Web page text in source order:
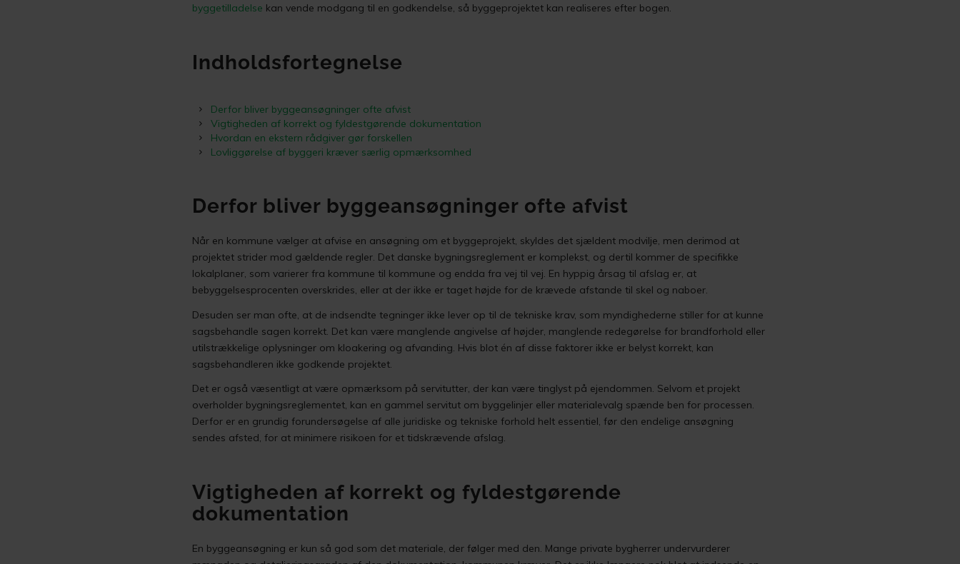
byggetilladelse kan vende modgang til en godkendelse, så byggeprojektet kan realiseres efter bogen.
Indholdsfortegnelse
Derfor bliver byggeansøgninger ofte afvist
Vigtigheden af korrekt og fyldestgørende dokumentation
Hvordan en ekstern rådgiver gør forskellen
Lovliggørelse af byggeri kræver særlig opmærksomhed
Derfor bliver byggeansøgninger ofte afvist
Når en kommune vælger at afvise en ansøgning om et byggeprojekt, skyldes det sjældent modvilje, men derimod at
projektet strider mod gældende regler. Det danske bygningsreglement er komplekst, og dertil kommer de specifikke
lokalplaner, som varierer fra kommune til kommune og endda fra vej til vej. En hyppig årsag til afslag er, at
bebyggelsesprocenten overskrides, eller at der ikke er taget højde for de krævede afstande til skel og naboer.
Desuden ser man ofte, at de indsendte tegninger ikke lever op til de tekniske krav, som myndighederne stiller for at kunne
sagsbehandle sagen korrekt. Det kan være manglende angivelse af højder, manglende redegørelse for brandforhold eller
utilstrækkelige oplysninger om kloakering og afvanding. Hvis blot én af disse faktorer ikke er belyst korrekt, kan
sagsbehandleren ikke godkende projektet.
Det er også væsentligt at være opmærksom på servitutter, der kan være tinglyst på ejendommen. Selvom et projekt
overholder bygningsreglementet, kan en gammel servitut om byggelinjer eller materialevalg spænde ben for processen.
Derfor er en grundig forundersøgelse af alle juridiske og tekniske forhold helt essentiel, før den endelige ansøgning
sendes afsted, for at minimere risikoen for et tidskrævende afslag.
Vigtigheden af korrekt og fyldestgørende
dokumentation
En byggeansøgning er kun så god som det materiale, der følger med den. Mange private bygherrer undervurderer